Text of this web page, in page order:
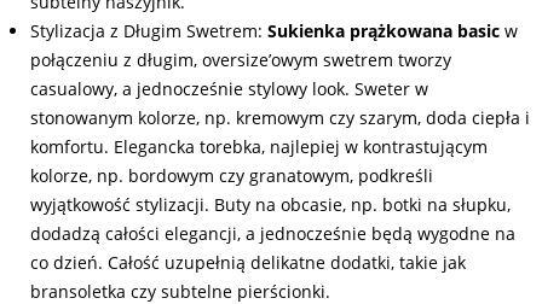
Stylizacja z Długim Swetrem: Sukienka prążkowana basic w
połączeniu z długim, oversize’owym swetrem tworzy
casualowy, a jednocześnie stylowy look. Sweter w
stonowanym kolorze, np. kremowym czy szarym, doda ciepła i
komfortu. Elegancka torebka, najlepiej w kontrastującym
kolorze, np. bordowym czy granatowym, podkreśli
wyjątkowość stylizacji. Buty na obcasie, np. botki na słupku,
dodadzą całości elegancji, a jednocześnie będą wygodne na
co dzień. Całość uzupełnią delikatne dodatki, takie jak
bransoletka czy subtelne pierścionki.